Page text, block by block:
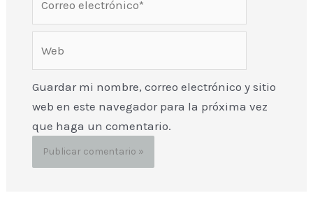
Guardar mi nombre, correo electrónico y sitio
web en este navegador para la próxima vez
que haga un comentario.